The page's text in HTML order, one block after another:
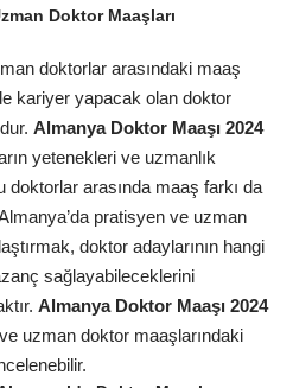
Doktor Maaşları
doktorlar arasındaki maaş
kariyer yapacak olan doktor
Almanya Doktor Maaşı 2024
yetenekleri ve uzmanlık
doktorlar arasında maaş farkı da
pratisyen ve uzman
doktor adaylarının hangi
sağlayabileceklerini
Almanya Doktor Maaşı 2024
uzman doktor maaşlarındaki